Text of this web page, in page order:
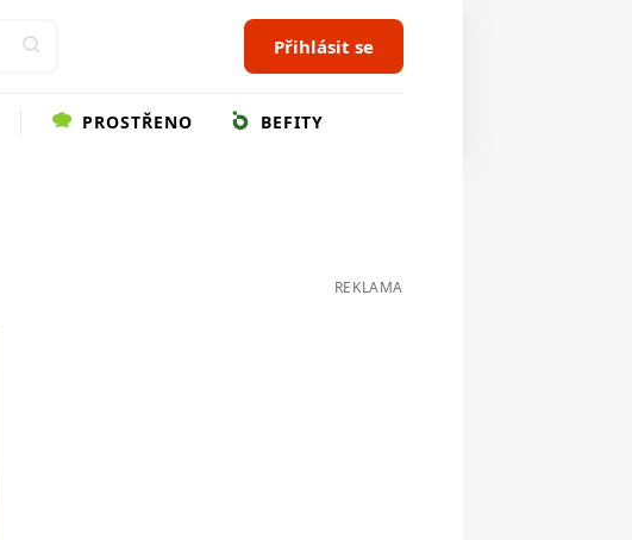
Přihlásit se
PROSTŘENO BEFITY
REKLAMA